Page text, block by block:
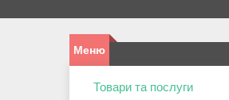
Товари та послуги